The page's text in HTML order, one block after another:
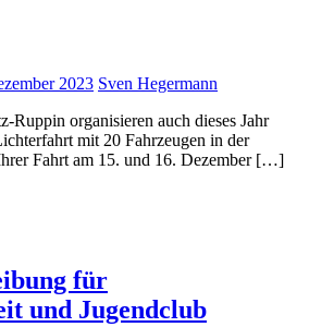
2023 Sven Hegermann
Ruppin organisieren auch dieses Jahr
mit 20 Fahrzeugen in der
Fahrt am 15. und 16. Dezember […]
für
und Jugendclub